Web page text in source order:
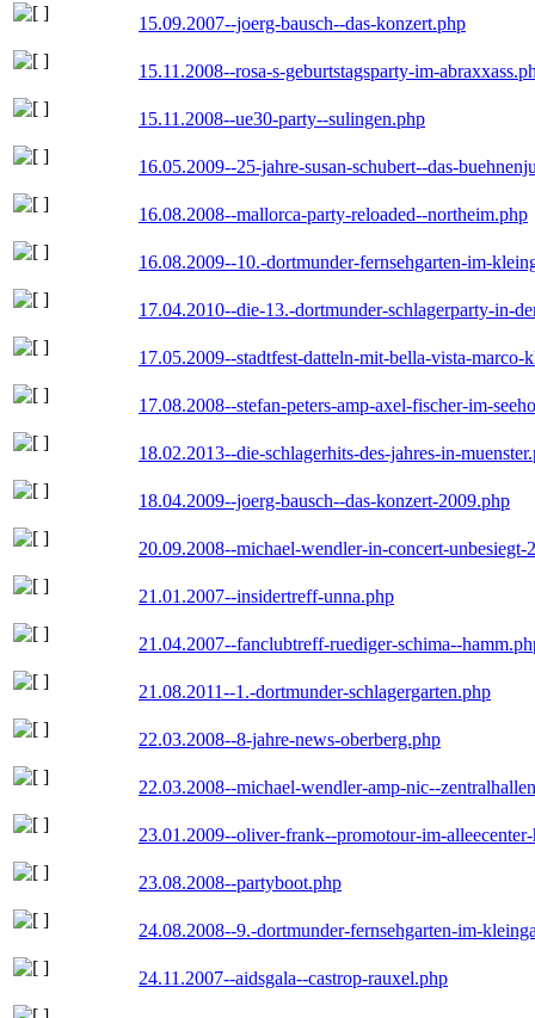
15.09.2007--joerg-bausch--das-konzert.php
15.11.2008--rosa-s-geburtstagsparty-im-
15.11.2008--ue30-party--sulingen.php
16.05.2009--25-jahre-susan-schubert--das-
16.08.2008--mallorca-party-reloaded--northeim.php
16.08.2009--10.-dortmunder-fernsehgarten-im-
17.04.2010--die-13.-dortmunder-schlagerparty-in-
17.05.2009--stadtfest-datteln-mit-bella-vista-marco-
17.08.2008--stefan-peters-amp-axel-fischer-im-
18.02.2013--die-schlagerhits-des-jahres-in-
18.04.2009--joerg-bausch--das-konzert-2009.php
20.09.2008--michael-wendler-in-concert-unbesiegt-
21.01.2007--insidertreff-unna.php
21.04.2007--fanclubtreff-ruediger-schima--
21.08.2011--1.-dortmunder-schlagergarten.php
22.03.2008--8-jahre-news-oberberg.php
22.03.2008--michael-wendler-amp-nic--
23.01.2009--oliver-frank--promotour-im-
23.08.2008--partyboot.php
24.08.2008--9.-dortmunder-fernsehgarten-im-
24.11.2007--aidsgala--castrop-rauxel.php